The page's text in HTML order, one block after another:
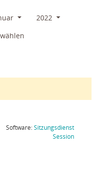
2022
Software:Sitzungsdienst
Session(Wird in